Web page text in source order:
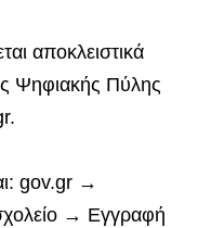
αποκλειστικά
Ψηφιακής Πύλης
gov.gr →
→ Εγγραφή